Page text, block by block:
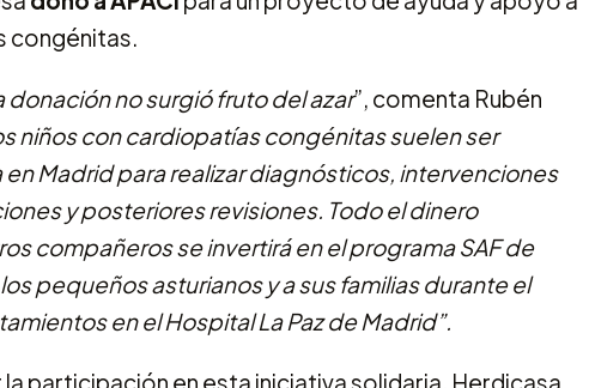
congénitas.
no surgió fruto del azar”, comenta Rubén
niños con cardiopatías congénitas suelen ser
Madrid para realizar diagnósticos, intervenciones
y posteriores revisiones. Todo el dinero
compañeros se invertirá en el programa SAF de
pequeños asturianos y a sus familias durante el
en el Hospital La Paz de Madrid”.
participación en esta iniciativa solidaria, Herdicasa